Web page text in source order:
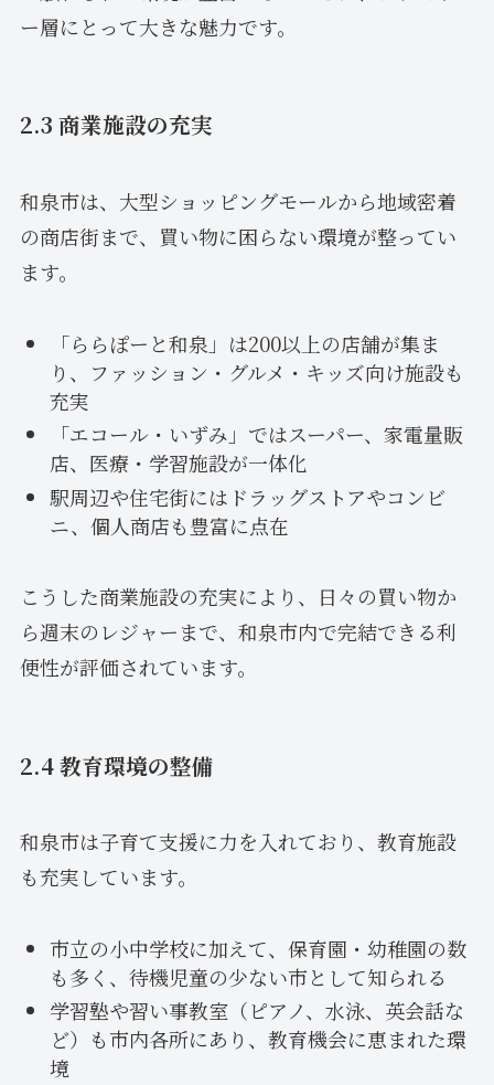
ー層にとって大きな魅力です。
2.3 商業施設の充実
和泉市は、大型ショッピングモールから地域密着
の商店街まで、買い物に困らない環境が整ってい
ます。
「ららぽーと和泉」は200以上の店舗が集ま
り、ファッション・グルメ・キッズ向け施設も
充実
「エコール・いずみ」ではスーパー、家電量販
店、医療・学習施設が一体化
駅周辺や住宅街にはドラッグストアやコンビ
ニ、個人商店も豊富に点在
こうした商業施設の充実により、日々の買い物か
ら週末のレジャーまで、和泉市内で完結できる利
便性が評価されています。
2.4 教育環境の整備
和泉市は子育て支援に力を入れており、教育施設
も充実しています。
市立の小中学校に加えて、保育園・幼稚園の数
も多く、待機児童の少ない市として知られる
学習塾や習い事教室（ピアノ、水泳、英会話な
ど）も市内各所にあり、教育機会に恵まれた環
境